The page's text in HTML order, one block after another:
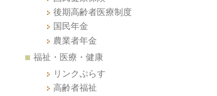
後期高齢者医療制度
国民年金
農業者年金
福祉・医療・健康
リンクぷらす
高齢者福祉